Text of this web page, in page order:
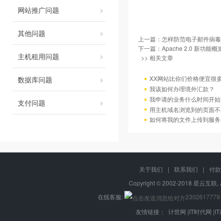
网站推广问题
其他问题
主机租用问题
数据库问题
支付问题
上一篇： 怎样防范电子邮件病
下一篇： Apache 2.0 新功能概
>> 相关文章
XX网站比你们价格便宜很
我该如何办理境外汇款？
我申请的业务什么时间开
用主机域名浏览到的页面
如何将我的文件上传到服
关于我们 | 联系我们 |
付
Copyright © 2002-2018 星云互
在线客服:
2302617779
友情链接： 计世网 |IT时代网 |